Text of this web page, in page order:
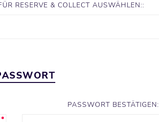
RESERVE & COLLECT AUSWÄHLEN::
PASSWORT BESTÄTIGEN: